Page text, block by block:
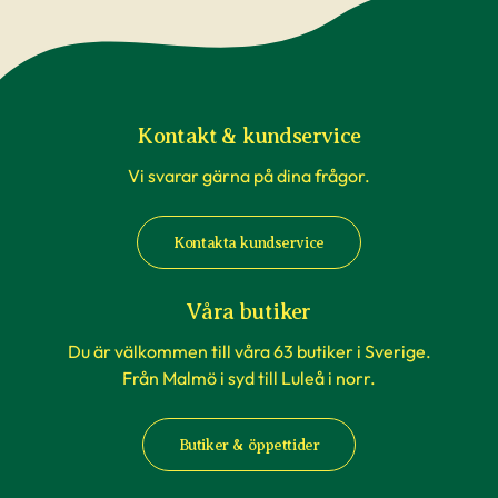
transport är inte underlag för reklamation. Om
du beställer till en av våra butiker, sköts detta av
rådande väderförhållanden.
När du köper häckväxter - före
plantering
Att förbereda grävningen är att rekommendera,
men tänk på att inte boka markanläggare,
hyrsläp eller andra tjänster kopplat till själva
planteringen innan du vet säkert att
häckplantorna är på plats hemma. Våra
leveranstider kan komma att ändras när du
exempelvis förbokat häckplantor långt i förväg.
Kontakt & kundservice
Vi svarar gärna på dina frågor.
Kontakta kundservice
Våra butiker
Du är välkommen till våra 63 butiker i Sverige.
Från Malmö i syd till Luleå i norr.
Butiker & öppettider